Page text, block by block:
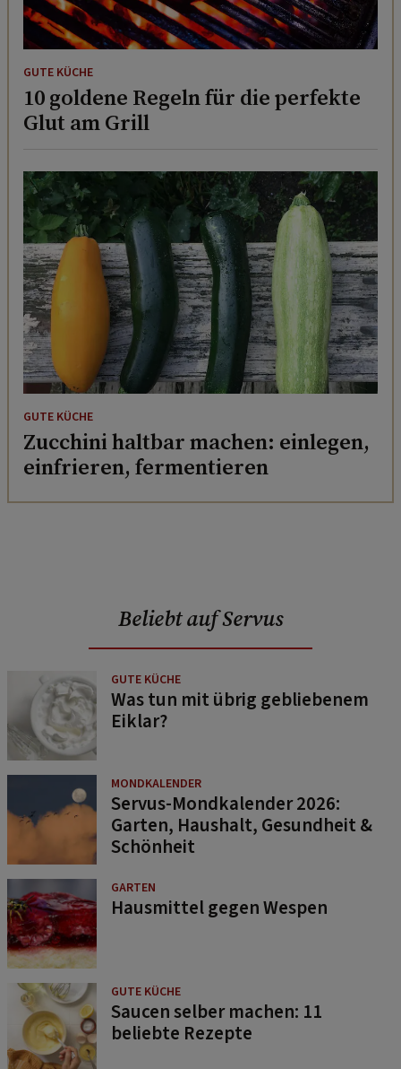
GUTE KÜCHE
10 goldene Regeln für die perfekte
Glut am Grill
GUTE KÜCHE
Zucchini haltbar machen: einlegen,
einfrieren, fermentieren
Beliebt auf Servus
GUTE KÜCHE
Was tun mit übrig gebliebenem
Eiklar?
MONDKALENDER
Servus-Mondkalender 2026:
Garten, Haushalt, Gesundheit &
Schönheit
GARTEN
Hausmittel gegen Wespen
GUTE KÜCHE
Saucen selber machen: 11
beliebte Rezepte